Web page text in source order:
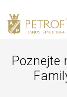
Poznejte